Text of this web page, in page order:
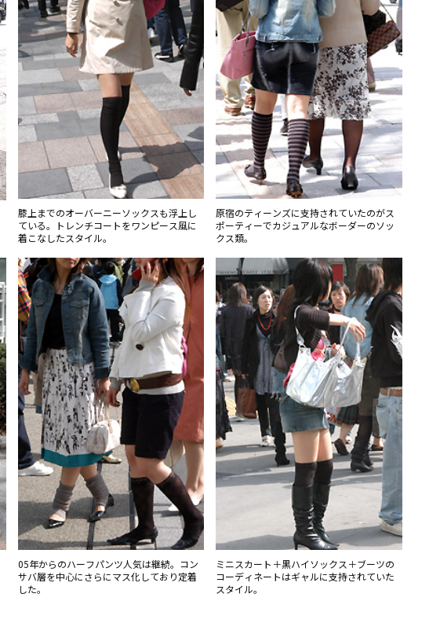
膝上までのオーバーニーソックスも浮上し
ている。トレンチコートをワンピース風に
着こなしたスタイル。
原宿のティーンズに支持されていたのがス
ポーティーでカジュアルなボーダーのソッ
クス類。
05年からのハーフパンツ人気は継続。コン
サバ層を中心にさらにマス化しており定着
した。
ミニスカート＋黒ハイソックス＋ブーツの
コーディネートはギャルに支持されていた
スタイル。